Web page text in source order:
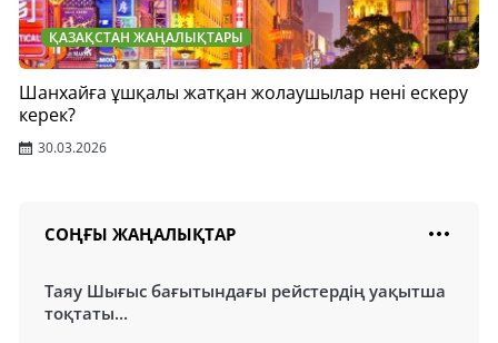
ҚАЗАҚСТАН ЖАҢАЛЫҚТАРЫ
Шанхайға ұшқалы жатқан жолаушылар нені ескеру
керек?
30.03.2026
СОҢҒЫ ЖАҢАЛЫҚТАР
Таяу Шығыс бағытындағы рейстердің уақытша
тоқтаты...